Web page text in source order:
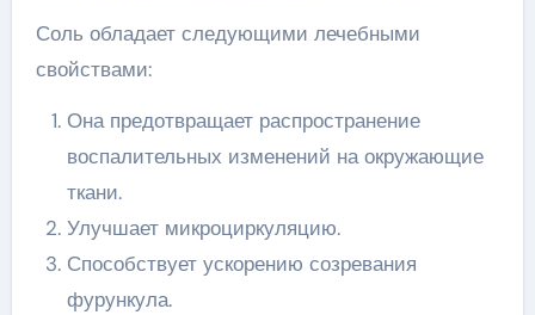
Соль обладает следующими лечебными
свойствами:
Она предотвращает распространение
воспалительных изменений на окружающие
ткани.
Улучшает микроциркуляцию.
Способствует ускорению созревания
фурункула.